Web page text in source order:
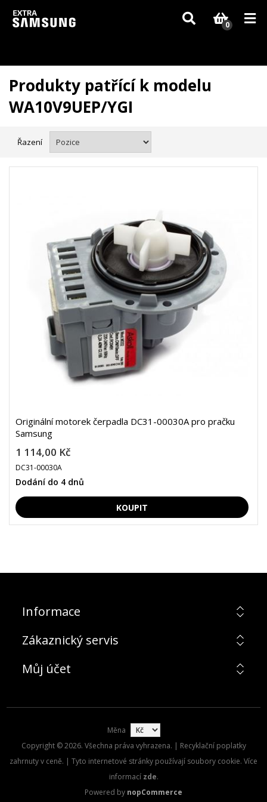
Vzhledem k aktuální situaci se může dodání dílů, které nejsou skladem,
zpozdit. Děkujeme za pochopení.
0
Produkty patřící k modelu
WA10V9UEP/YGI
Řazení
Originální motorek čerpadla DC31-00030A pro pračku
Samsung
1 114,00 Kč
DC31-00030A
Dodání do 4 dnů
Informace
Zákaznický servis
Můj účet
Měna
Copyright © 2026. Všechna práva vyhrazena. | Recyklační poplatky
zahrnuty v ceně. | Tyto internetové stránky používají soubory cookie. Více
informací zde.
Powered by nopCommerce